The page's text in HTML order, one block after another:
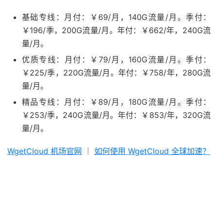
基础专线：月付：￥69/月，140G流量/月。季付：
￥196/季，200G流量/月。年付：￥662/年，240G流
量/月。
优质专线：月付：￥79/月，160G流量/月。季付：
￥225/季，220G流量/月。年付：￥758/年，280G流
量/月。
精品专线：月付：￥89/月，180G流量/月。季付：
￥253/季，240G流量/月。年付：￥853/年，320G流
量/月。
WgetCloud 机场官网 如何使用 WgetCloud 全球加速？